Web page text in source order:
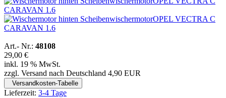
Art.- Nr.: 48108
29,00 €
inkl. 19 % MwSt.
zzgl. Versand nach Deutschland 4,90 EUR
Versandkosten-Tabelle
Lieferzeit: 3-4 Tage